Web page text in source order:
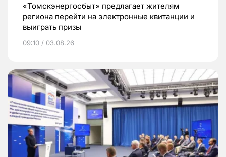
«Томскэнергосбыт» предлагает жителям
региона перейти на электронные квитанции и
выиграть призы
09:10 / 03.08.26